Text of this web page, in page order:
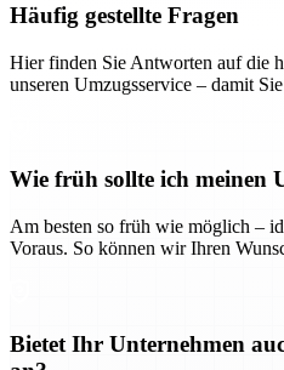
Häufig gestellte Fragen
Hier finden Sie Antworten auf die
unseren Umzugsservice – damit
Wie früh sollte ich meinen
Am besten so früh wie möglich –
Voraus. So können wir Ihren
Bietet Ihr Unternehmen